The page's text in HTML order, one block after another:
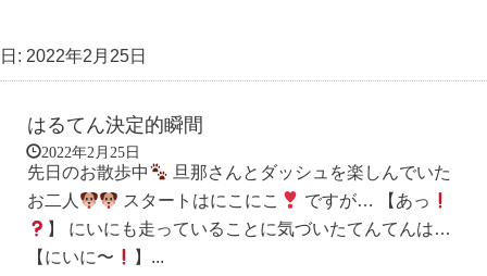
日: 2022年2月25日
はるてん決定的瞬間
2022年2月25日
先日のお散歩中
旦那さんとダッシュを楽しんでいた
お二人
スタートはにこにこ
ですが… 【あっ
】 にいにも走っていることに気づいたてんてんは…
【にいに〜
】...